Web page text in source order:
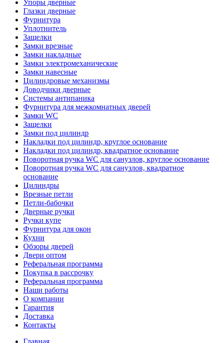
Упоры дверные
Глазки дверные
Фурнитура
Уплотнитель
Защелки
Замки врезные
Замки накладные
Замки электромеханические
Замки навесные
Цилиндровые механизмы
Доводчики дверные
Системы антипаника
Фурнитура для межкомнатных дверей
Замки WC
Защелки
Замки под цилиндр
Накладки под цилиндр, круглое основание
Накладки под цилиндр, квадратное основание
Поворотная ручка WC для санузлов, круглое основание
Поворотная ручка WC для санузлов, квадратное
основание
Цилиндры
Врезные петли
Петли-бабочки
Дверные ручки
Ручки купе
Фурнитура для окон
Кухни
Обзоры дверей
Двери оптом
Реферальная программа
Покупка в рассрочку
Реферальная программа
Наши работы
О компании
Гарантия
Доставка
Контакты
Главная